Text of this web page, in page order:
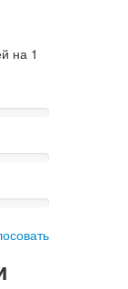
на 1